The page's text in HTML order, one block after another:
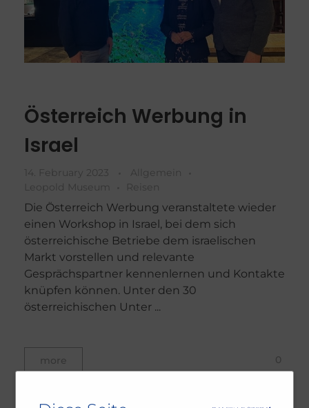
Österreich Werbung in
Israel
14. February 2023
Allgemein
Leopold Museum
Reisen
Die Österreich Werbung veranstaltete wieder
einen Workshop in Israel, bei dem sich
österreichische Betriebe dem israelischen
Markt vorstellen und relevante
Gesprächspartner kennenlernen und Kontakte
knüpfen können. Unter den 30
österreichischen Unter ...
more 0